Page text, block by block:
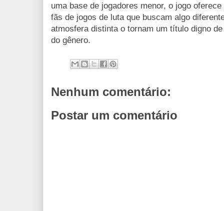
uma base de jogadores menor, o jogo
fãs de jogos de luta que buscam algo
atmosfera distinta o tornam um título digno
do gênero.
Nenhum comentário:
Postar um comentário